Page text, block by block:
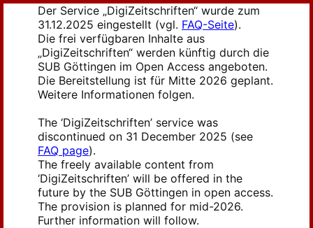
Der Service „DigiZeitschriften“ wurde zum
31.12.2025 eingestellt (vgl. FAQ-Seite).
Die frei verfügbaren Inhalte aus
„DigiZeitschriften“ werden künftig durch die
SUB Göttingen im Open Access angeboten.
Die Bereitstellung ist für Mitte 2026 geplant.
Weitere Informationen folgen.
The ‘DigiZeitschriften’ service was
discontinued on 31 December 2025 (see
FAQ page).
The freely available content from
‘DigiZeitschriften’ will be offered in the
future by the SUB Göttingen in open access.
The provision is planned for mid-2026.
Further information will follow.